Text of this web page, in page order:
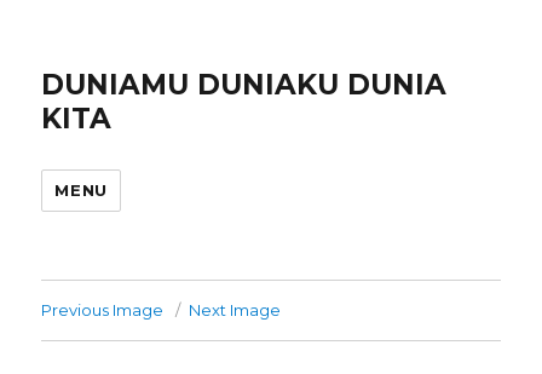
DUNIAMU DUNIAKU DUNIA
KITA
MENU
Previous Image Next Image